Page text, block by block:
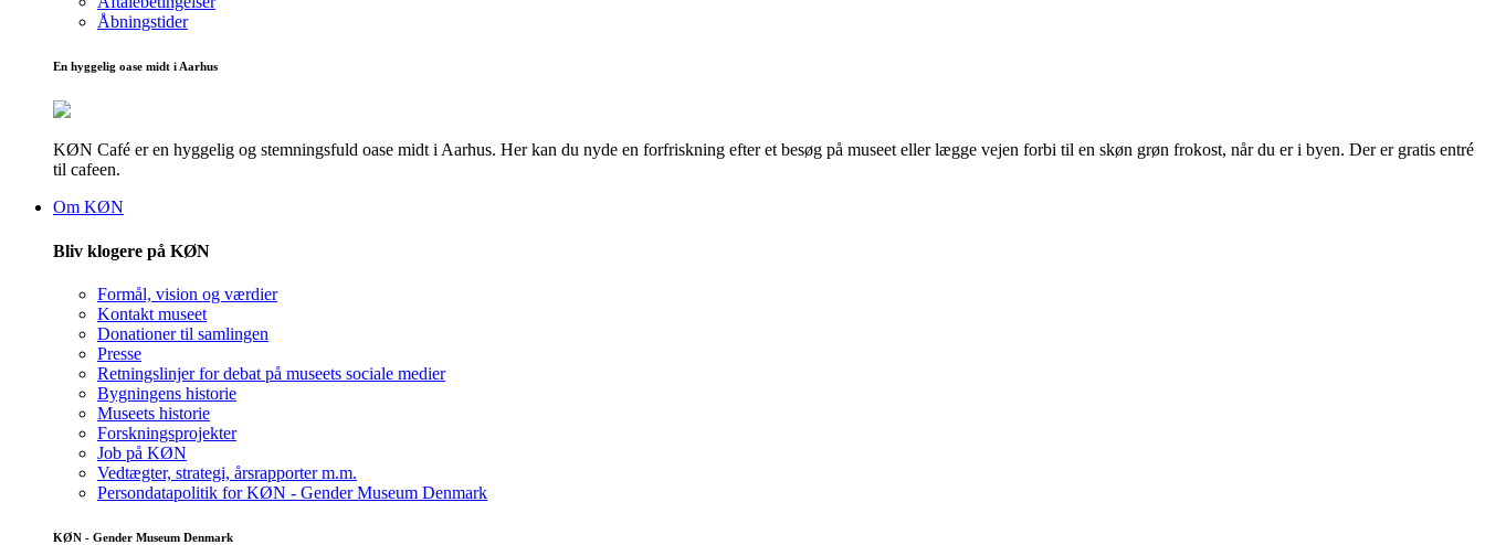
Åbningstider
En hyggelig oase midt i Aarhus
KØN Café er en hyggelig og stemningsfuld oase midt i Aarhus. Her kan du nyde en forfriskning efter et besøg på museet eller lægge vejen forbi til en skøn grøn frokost, når du er i byen. Der er gratis entré
til cafeen.
Om KØN
Bliv klogere på KØN
Formål, vision og værdier
Kontakt museet
Donationer til samlingen
Presse
Retningslinjer for debat på museets sociale medier
Bygningens historie
Museets historie
Forskningsprojekter
Job på KØN
Vedtægter, strategi, årsrapporter m.m.
Persondatapolitik for KØN - Gender Museum Denmark
KØN - Gender Museum Denmark